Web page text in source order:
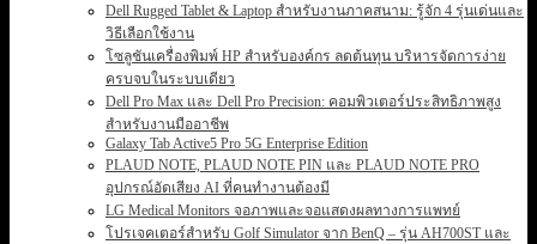
Dell Rugged Tablet & Laptop สำหรับงานภาคสนาม: รู้จัก 4 รุ่นเด่นและ
วิธีเลือกใช้งาน
โซลูชันเครื่องพิมพ์ HP สำหรับองค์กร ลดต้นทุน บริหารจัดการง่าย
ครบจบในระบบเดียว
Dell Pro Max และ Dell Pro Precision: คอมพิวเตอร์ประสิทธิภาพสูง
สำหรับงานมืออาชีพ
Galaxy Tab Active5 Pro 5G Enterprise Edition
PLAUD NOTE, PLAUD NOTE PIN และ PLAUD NOTE PRO
อุปกรณ์อัดเสียง AI ที่คนทำงานต้องมี
LG Medical Monitors จอภาพและจอแสดงผลทางการแพทย์
โปรเจคเตอร์สำหรับ Golf Simulator จาก BenQ – รุ่น AH700ST และ